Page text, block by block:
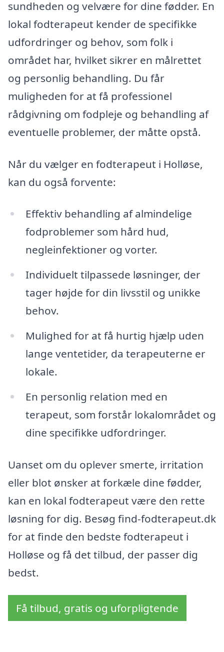
sundheden og velvære for dine fødder. En
lokal fodterapeut kender de specifikke
udfordringer og behov, som folk i
området har, hvilket sikrer en målrettet
og personlig behandling. Du får
muligheden for at få professionel
rådgivning om fodpleje og behandling af
eventuelle problemer, der måtte opstå.
Når du vælger en fodterapeut i Holløse,
kan du også forvente:
Effektiv behandling af almindelige
fodproblemer som hård hud,
negleinfektioner og vorter.
Individuelt tilpassede løsninger, der
tager højde for din livsstil og unikke
behov.
Mulighed for at få hurtig hjælp uden
lange ventetider, da terapeuterne er
lokale.
En personlig relation med en
terapeut, som forstår lokalområdet og
dine specifikke udfordringer.
Uanset om du oplever smerte, irritation
eller blot ønsker at forkæle dine fødder,
kan en lokal fodterapeut være den rette
løsning for dig. Besøg find-fodterapeut.dk
for at finde den bedste fodterapeut i
Holløse og få det tilbud, der passer dig
bedst.
Få tilbud, gratis og uforpligtende